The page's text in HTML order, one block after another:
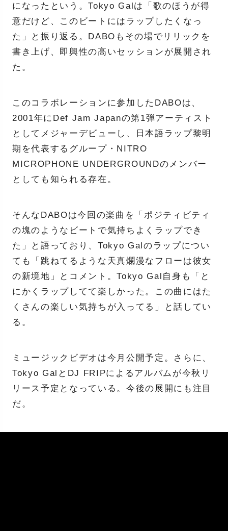
になったという。Tokyo Galは「歌のほうが得
意だけど、このビートにはラップしたくなっ
た」と振り返る。DABOもその場でリリックを
書き上げ、即興性の高いセッションが展開され
た。
このコラボレーションに参加したDABOは、
2001年にDef Jam Japanの第1弾アーティスト
としてメジャーデビューし、日本語ラップ黎明
期を代表するグループ・NITRO
MICROPHONE UNDERGROUNDのメンバー
としても知られる存在。
そんなDABOは今回の楽曲を「ポジティビティ
の塊のようなビートで気持ちよくラップでき
た」と語っており、Tokyo Galのラップについ
ても「跳ねてるような天真爛漫なフローは彼女
の新境地」とコメント。Tokyo Gal自身も「と
にかくラップしてて楽しかった。この曲にはた
くさんの楽しい気持ちが入ってる」と話してい
る。
ミュージックビデオは今月公開予定。さらに、
Tokyo GalとDJ FRIPによるアルバムが今秋リ
リース予定となっている。今後の展開にも注目
だ。